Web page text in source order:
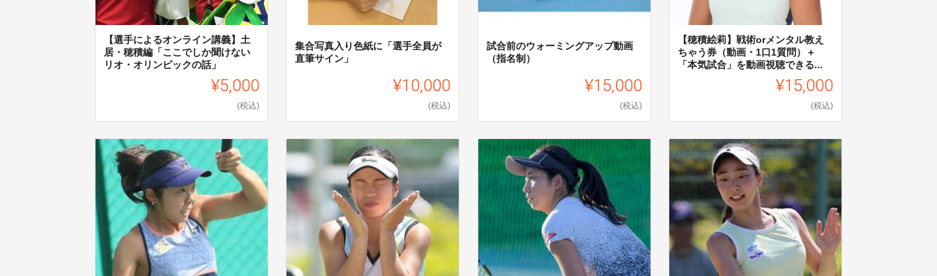
【選手によるオンライン講義】土
居・穂積編「ここでしか聞けない
リオ・オリンピックの話」
¥5,000
(税込)
集合写真入り色紙に「選手全員が
直筆サイン」
¥10,000
(税込)
試合前のウォーミングアップ動画
（指名制）
¥15,000
(税込)
【穂積絵莉】戦術orメンタル教え
ちゃう券（動画・1⼝1質問）＋
「本気試合」を動画視聴できる...
¥15,000
(税込)